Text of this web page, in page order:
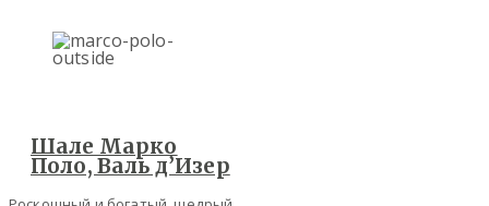
Шале Марко
Поло, Валь д’Изер